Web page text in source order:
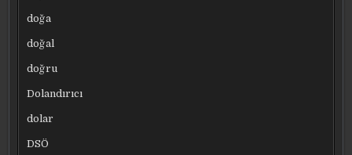
doğa
doğal
doğru
Dolandırıcı
dolar
DSÖ